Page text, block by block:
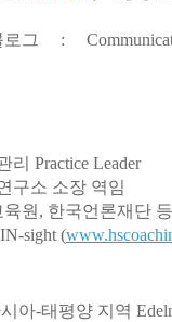
로그 :
Practice Leader
구소 소장 역임
원, 한국언론재단
sight (
아-태평양 지역